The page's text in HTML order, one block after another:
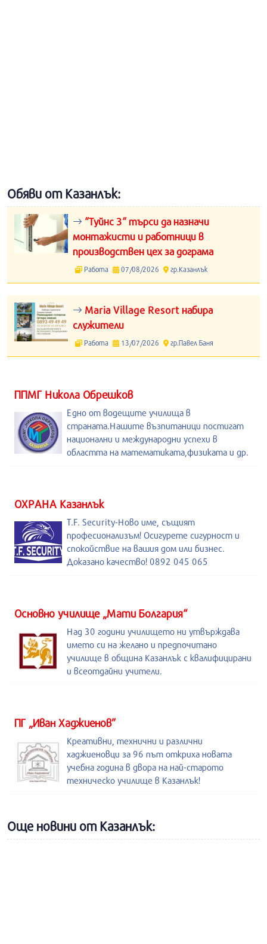
Обяви от Казанлък:
“Туйнс 3“ търси да назначи
монтажисти и работници в
производствен цех за дограма
Работа 07/08/2026 гр.Казанлък
Maria Village Resort набира
служители
Работа 13/07/2026 гр.Павел Баня
ППМГ Никола Обрешков
Едно от водещите училища в
страната.Нашите възпитаници постигат
национални и международни успехи в
областта на математиката,физиката и др.
ОХРАНА Казанлък
T.F. Security-Ново име, същият
професионализъм! Осигурете сигурност и
спокойствие на вашия дом или бизнес.
Доказано качество! 0892 045 065
Основно училище „Мати Болгария“
Над 30 години училището ни утвърждава
името си на желано и предпочитано
училище в община Казанлък с квалифицирани
и всеотдайни учители.
ПГ „Иван Хаджиенов”
Креативни, технични и различни
хаджиеновци за 96 път откриха новата
учебна година в двора на най-старото
техническо училище в Казанлък!
Още новини от Казанлък: